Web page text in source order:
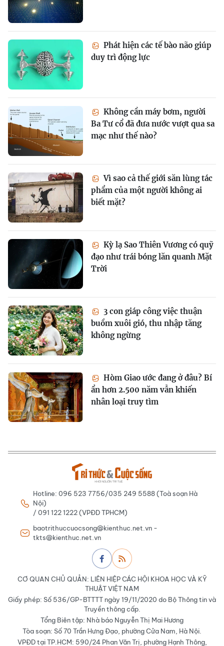
Phát hiện các tế bào não giúp
duy trì động lực
Không cần máy bơm, người
Ba Tư cổ đã đưa nước vượt qua sa
mạc như thế nào?
Vì sao cả thế giới săn lùng tác
phẩm của một người không ai
biết mặt?
Kỳ lạ Sao Thiên Vương có quỹ
đạo như trái bóng lăn quanh Mặt
Trời
3 con giáp công việc thuận
buồm xuôi gió, thu nhập tăng
không ngừng
Hòm Giao ước đang ở đâu? Bí
ẩn hơn 2.500 năm vẫn khiến
nhân loại truy tìm
Hotline: 096 523 7756/035 249 5588 (Toà soạn Hà
Nội)
/ 091 122 1222 (VPĐD TPHCM)
baotrithuccuocsong@kienthuc.net.vn -
tkts@kienthuc.net.vn
CƠ QUAN CHỦ QUẢN: LIÊN HIỆP CÁC HỘI KHOA HỌC VÀ KỸ
THUẬT VIỆT NAM
Giấy phép: Số 536/GP-BTTTT ngày 19/11/2020 do Bộ Thông tin và
Truyền thông cấp.
Tổng Biên tập: Nhà báo Nguyễn Thị Mai Hương
Tòa soạn: Số 70 Trần Hưng Đạo, phường Cửa Nam, Hà Nội.
VPĐD tại TP.HCM: 590/24 Phan Văn Trị, phường Hạnh Thông,